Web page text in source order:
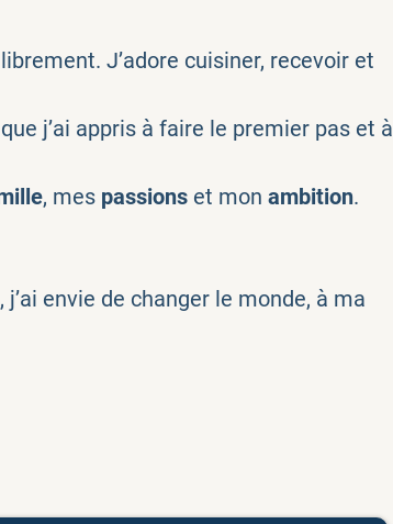
J’adore cuisiner, recevoir et
que j’ai appris à faire le premier pas et à
, mes passions et mon ambition.
envie de changer le monde, à ma